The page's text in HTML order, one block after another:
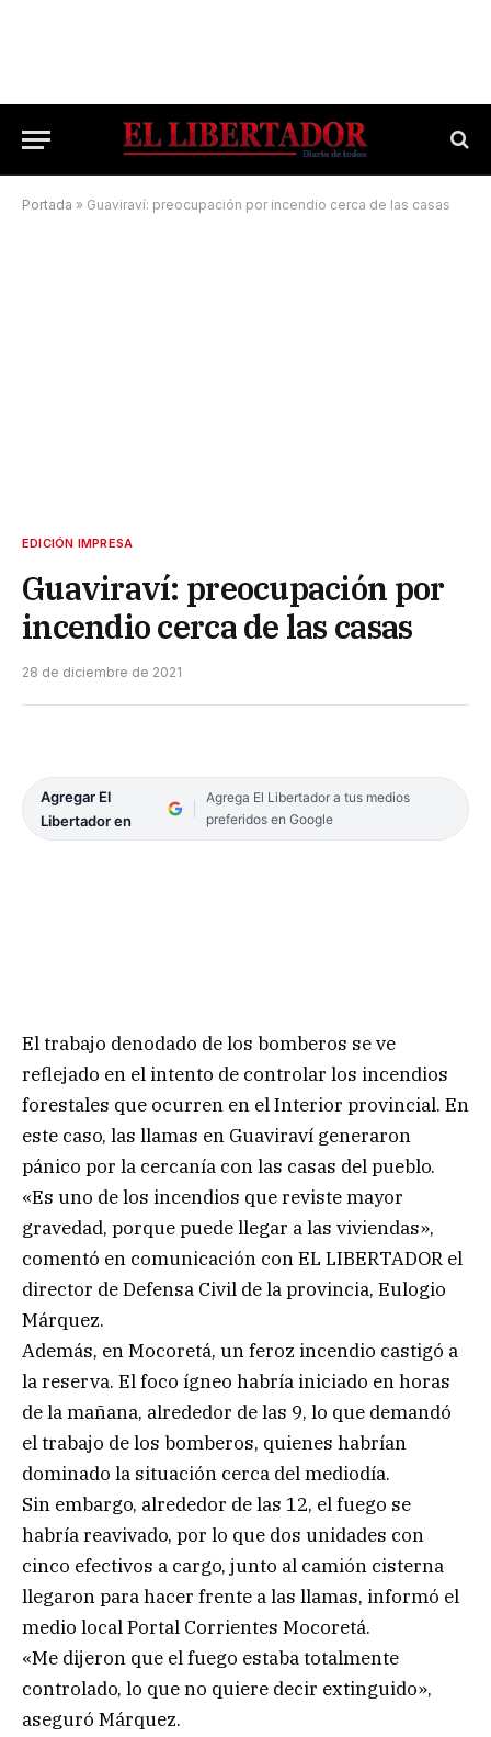
Portada » Guaviraví: preocupación por incendio cerca de las casas
EDICIÓN IMPRESA
Guaviraví: preocupación por
incendio cerca de las casas
28 de diciembre de 2021
Agregar El
Libertador en
Agrega El Libertador a tus medios
preferidos en Google
El trabajo denodado de los bomberos se ve
reflejado en el intento de controlar los incendios
forestales que ocurren en el Interior provincial. En
este caso, las llamas en Guaviraví generaron
pánico por la cercanía con las casas del pueblo.
«Es uno de los incendios que reviste mayor
gravedad, porque puede llegar a las viviendas»,
comentó en comunicación con EL LIBERTADOR el
director de Defensa Civil de la provincia, Eulogio
Márquez.
Además, en Mocoretá, un feroz incendio castigó a
la reserva. El foco ígneo habría iniciado en horas
de la mañana, alrededor de las 9, lo que demandó
el trabajo de los bomberos, quienes habrían
dominado la situación cerca del mediodía.
Sin embargo, alrededor de las 12, el fuego se
habría reavivado, por lo que dos unidades con
cinco efectivos a cargo, junto al camión cisterna
llegaron para hacer frente a las llamas, informó el
medio local Portal Corrientes Mocoretá.
«Me dijeron que el fuego estaba totalmente
controlado, lo que no quiere decir extinguido»,
aseguró Márquez.